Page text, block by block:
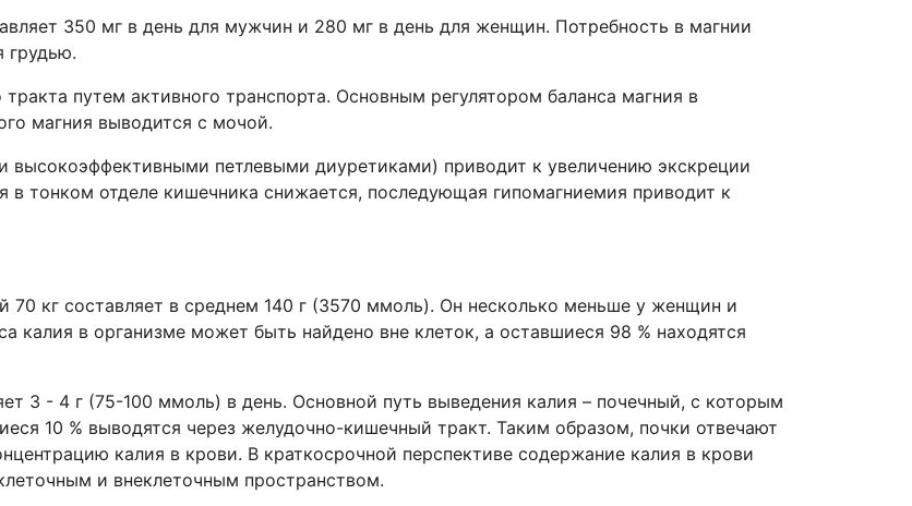
350 мг в день для мужчин и 280 мг в день для женщин. Потребность в магнии
грудью.
путем активного транспорта. Основным регулятором баланса магния в
магния выводится с мочой.
высокоэффективными петлевыми диуретиками) приводит к увеличению экскреции
в тонком отделе кишечника снижается, последующая гипомагниемия приводит к
70 кг составляет в среднем 140 г (3570 ммоль). Он несколько меньше у женщин и
калия в организме может быть найдено вне клеток, а оставшиеся 98 % находятся
3 - 4 г (75-100 ммоль) в день. Основной путь выведения калия – почечный, с которым
10 % выводятся через желудочно-кишечный тракт. Таким образом, почки отвечают
калия в крови. В краткосрочной перспективе содержание калия в крови
и внеклеточным пространством.